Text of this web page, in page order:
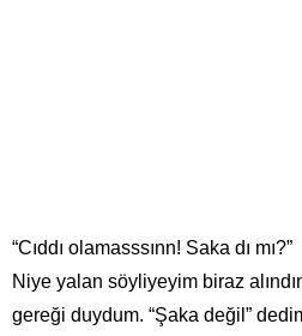
“Cıddı olamasssınn! Saka dı mı?”
Niye yalan söyliyeyim biraz
gereği duydum. “Şaka değil”